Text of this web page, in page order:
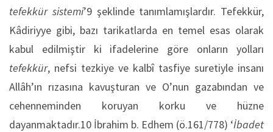
tefekkür sistemi’9 şeklinde tanımlamışlardır. Tefekkür,
Kâdiriyye gibi, bazı tarikatlarda en temel esas olarak
kabul edilmiştir ki ifadelerine göre onların yolları
tefekkür, nefsi tezkiye ve kalbî tasfiye suretiyle insanı
Allâh’ın rızasına kavuşturan ve O’nun gazabından ve
cehenneminden koruyan korku ve hüzne
dayanmaktadır.10 İbrahim b. Edhem (ö.161/778) ‘İbadet